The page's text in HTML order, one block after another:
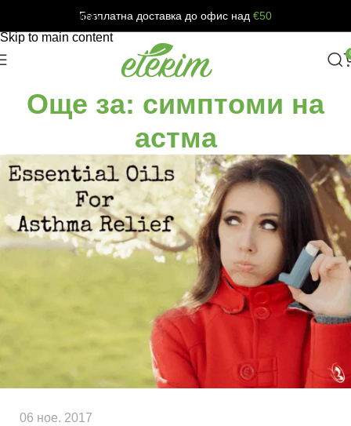
Skip to navigation
Skip to main content
Безплатна доставка до офис над €50
Още за: симптоми на
астма
06 ное. 2017